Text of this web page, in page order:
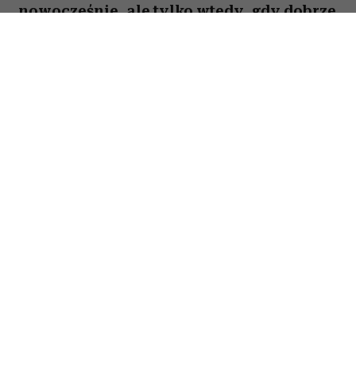
nowocześnie, ale tylko wtedy, gdy dobrze